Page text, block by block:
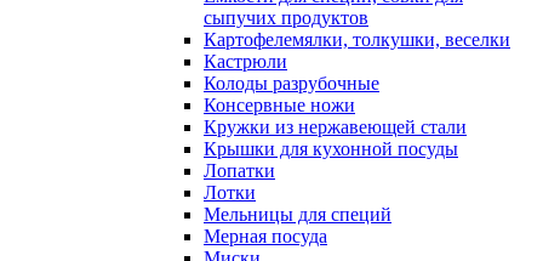
сыпучих продуктов
Картофелемялки, толкушки, веселки
Кастрюли
Колоды разрубочные
Консервные ножи
Кружки из нержавеющей стали
Крышки для кухонной посуды
Лопатки
Лотки
Мельницы для специй
Мерная посуда